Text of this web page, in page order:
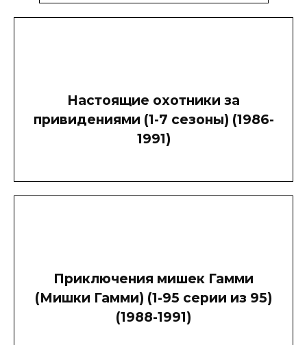
Настоящие охотники за
привидениями (1-7 сезоны) (1986-
1991)
Приключения мишек Гамми
(Мишки Гамми) (1-95 серии из 95)
(1988-1991)